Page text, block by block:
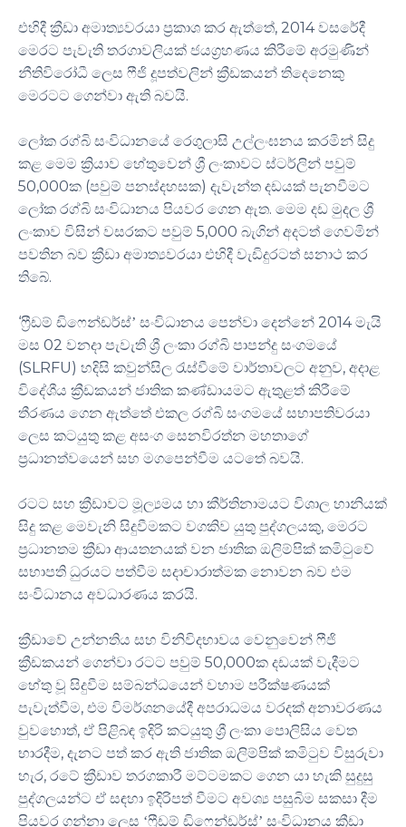
එහිදී ක්‍රීඩා අමාත්‍යවරයා ප්‍රකාශ කර ඇත්තේ, 2014වසරේදී
මෙරට පැවැති තරගාවලියක් ජයග්‍රහණය කිරීමේ අරමුණින්
නීතිවිරෝධී ලෙස ෆීජි දූපත්වලින් ක්‍රීඩකයන් තිදෙනෙකු
මෙරටට ගෙන්වා ඇති බවයි.
ලෝක රග්බි සංවිධානයේ රෙගුලාසි උල්ලංඝනය කරමින් සිදු
කළ මෙම ක්‍රියාව හේතුවෙන් ශ්‍රී ලංකාවට ස්ටර්ලින් පවුම්
50,000ක (පවුම් පනස්දහසක) දැවැන්ත දඩයක් පැනවීමට
ලෝක රග්බි සංවිධානය පියවර ගෙන ඇත. මෙම දඩ මුදල ශ්‍රී
ලංකාව විසින් වසරකට පවුම් 5,000 බැගින් අදටත් ගෙවමින්
පවතින බව ක්‍රීඩා අමාත්‍යවරයා එහිදී වැඩිදුරටත් සනාථ කර
තිබේ.
‘ෆ්‍රීඩම් ඩිෆෙන්ඩර්ස්’ සංවිධානය පෙන්වා දෙන්නේ 2014මැයි
මස 02 වනදා පැවැති ශ්‍රී ලංකා රග්බි පාපන්දු සංගමයේ
(SLRFU) හදිසි කවුන්සිල රැස්වීමේ වාර්තාවලට අනුව, අදාළ
විදේශීය ක්‍රීඩකයන් ජාතික කණ්ඩායමට ඇතුළත් කිරීමේ
තීරණය ගෙන ඇත්තේ එකල රග්බි සංගමයේ සභාපතිවරයා
ලෙස කටයුතු කළ අසංග සෙනවිරත්න මහතාගේ
ප්‍රධානත්වයෙන් සහ මගපෙන්වීම යටතේ බවයි.
රටට සහ ක්‍රීඩාවට මූල්‍යමය හා කීර්තිනාමයට විශාල හානියක්
සිදු කළ මෙවැනි සිදුවීමකට වගකිව යුතු පුද්ගලයකු, මෙරට
ප්‍රධානතම ක්‍රීඩා ආයතනයක් වන ජාතික ඔලිම්පික් කමිටුවේ
සභාපති ධුරයට පත්වීම සදාචාරාත්මක නොවන බව එම
සංවිධානය අවධාරණය කරයි.
ක්‍රීඩාවේ උන්නතිය සහ විනිවිදභාවය වෙනුවෙන් ෆීජි
ක්‍රීඩකයන් ගෙන්වා රටට පවුම් 50,000ක දඩයක් වැදීමට
හේතු වූ සිදුවීම සම්බන්ධයෙන් වහාම පරීක්ෂණයක්
පැවැත්වීම, එම විමර්ශනයේදී අපරාධමය වරදක් අනාවරණය
වුවහොත්, ඒ පිළිබඳ ඉදිරි කටයුතු ශ්‍රී ලංකා පොලිසිය වෙත
භාරදීම, දැනට පත් කර ඇති ජාතික ඔලිම්පික් කමිටුව විසුරුවා
හැර, රටේ ක්‍රීඩාව තරගකාරී මට්ටමකට ගෙන යා හැකි සුදුසු
පුද්ගලයන්ට ඒ සඳහා ඉදිරිපත් වීමට අවශ්‍ය පසුබිම සකසා දීම
පියවර ගන්නා ලෙස ‘ෆ්‍රීඩම් ඩිෆෙන්ඩර්ස්’ සංවිධානය ක්‍රීඩා